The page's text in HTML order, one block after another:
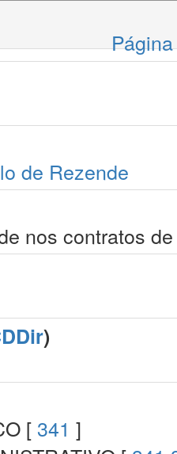
de Rezende
nos contratos
)
[ 341 ]